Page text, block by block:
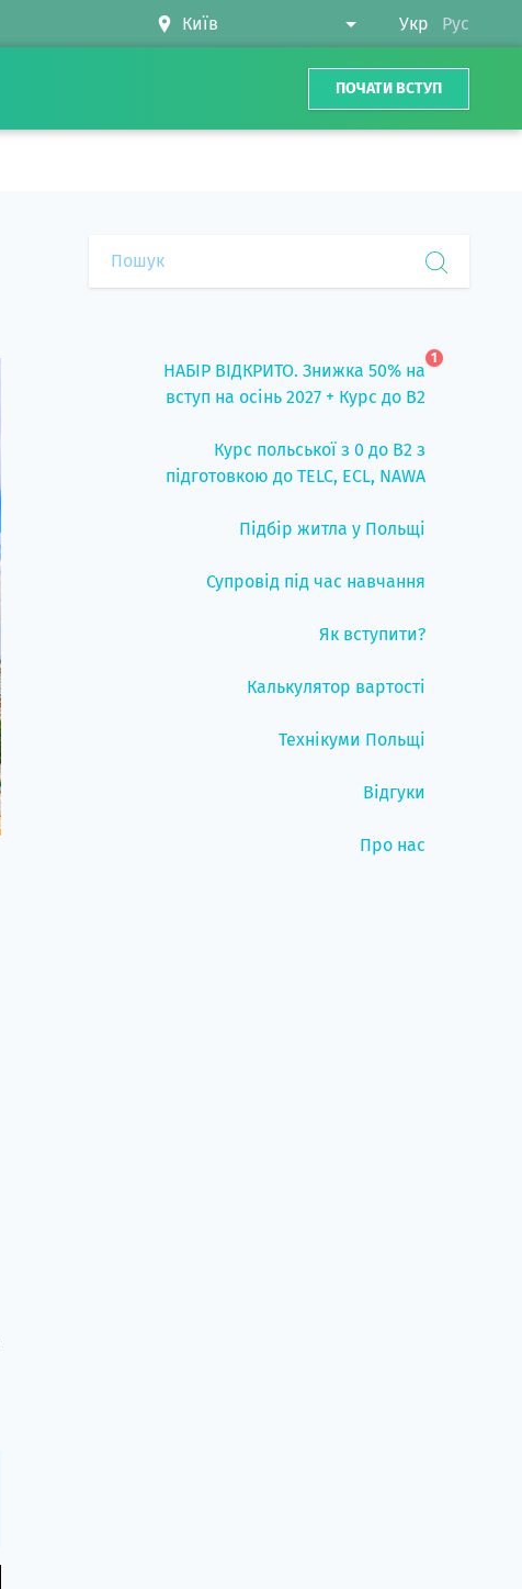
Укр Рус
ПОЧАТИ ВСТУП
НАБІР ВІДКРИТО. Знижка 50% на
вступ на осінь 2027 + Курс до B2
1
Курс польської з 0 до B2 з
підготовкою до TELC, ECL, NAWA
Підбір житла у Польщі
Супровід під час навчання
Як вступити?
Калькулятор вартості
Технікуми Польщі
Відгуки
Про нас